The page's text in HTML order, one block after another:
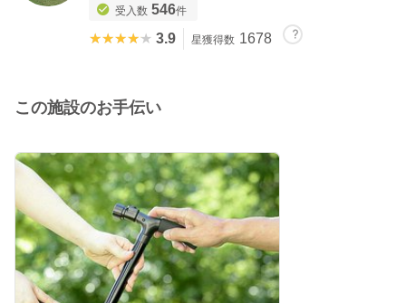
受入数 546件
★★★★★
★★★★★ 3.9 星獲得数 1678
この施設のお手伝い